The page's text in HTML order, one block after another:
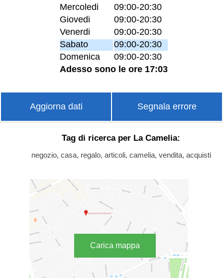
Mercoledi
09:00-20:30
Giovedi
09:00-20:30
Venerdi
09:00-20:30
Sabato
09:00-20:30
Domenica
09:00-20:30
Adesso sono le ore 17:03
Aggiorna dati Segnala errore
Tag di ricerca per La Camelia:
negozio, casa, regalo, articoli, camelia, vendita, acquisti
Carica mappa